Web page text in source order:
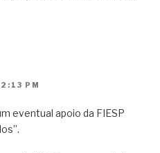
PM
eventual apoio da FIESP